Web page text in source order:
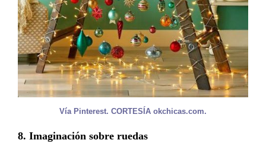
Vía Pinterest. CORTESÍA okchicas.com.
8. Imaginación sobre ruedas